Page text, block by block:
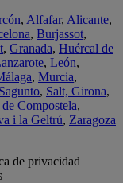
, Alfafar, Alicante,
, Burjassot,
, Granada, Huércal de
, León,
, Murcia,
Sagunto, Salt, Girona,
Compostela,
i la Geltrú, Zaragoza
de privacidad